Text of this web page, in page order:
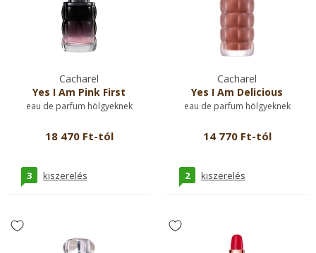
Cacharel
Yes I Am Pink First
eau de parfum hölgyeknek
18 470 Ft-tól
3 kiszerelés
Cacharel
Yes I Am Delicious
eau de parfum hölgyeknek
14 770 Ft-tól
2 kiszerelés